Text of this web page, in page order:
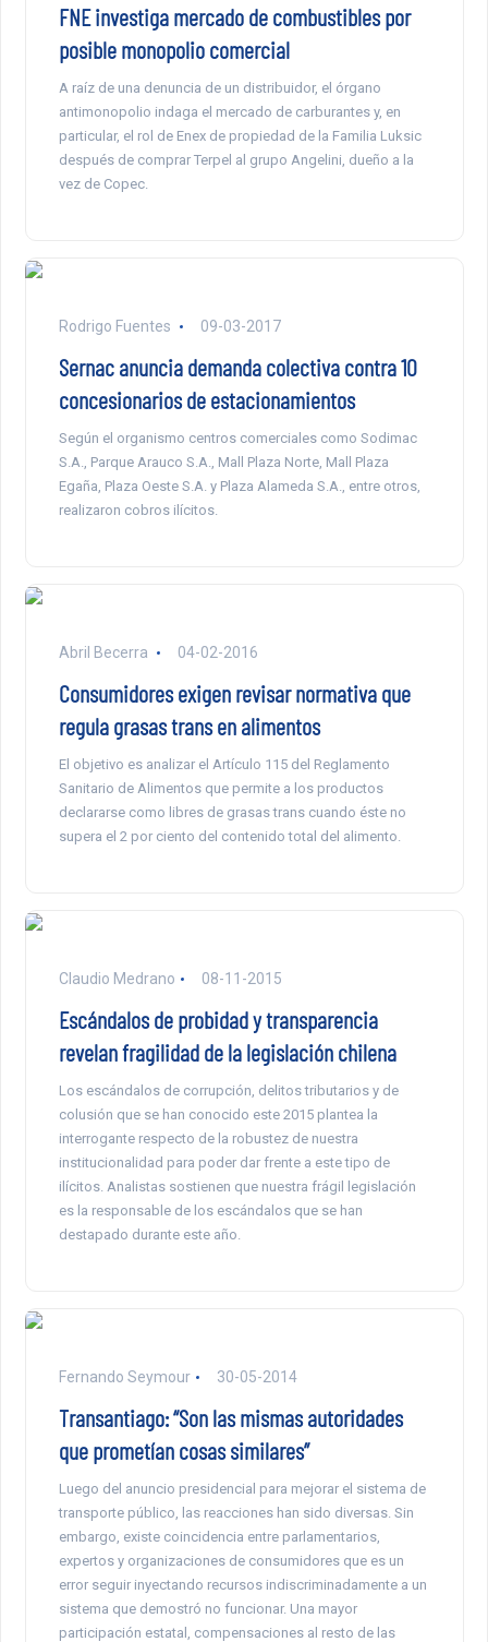
FNE investiga mercado de combustibles por
posible monopolio comercial
A raíz de una denuncia de un distribuidor, el órgano
antimonopolio indaga el mercado de carburantes y, en
particular, el rol de Enex de propiedad de la Familia Luksic
después de comprar Terpel al grupo Angelini, dueño a la
vez de Copec.
Rodrigo Fuentes 09-03-2017
Sernac anuncia demanda colectiva contra 10
concesionarios de estacionamientos
Según el organismo centros comerciales como Sodimac
S.A., Parque Arauco S.A., Mall Plaza Norte, Mall Plaza
Egaña, Plaza Oeste S.A. y Plaza Alameda S.A., entre otros,
realizaron cobros ilícitos.
Abril Becerra 04-02-2016
Consumidores exigen revisar normativa que
regula grasas trans en alimentos
El objetivo es analizar el Artículo 115 del Reglamento
Sanitario de Alimentos que permite a los productos
declararse como libres de grasas trans cuando éste no
supera el 2 por ciento del contenido total del alimento.
Claudio Medrano 08-11-2015
Escándalos de probidad y transparencia
revelan fragilidad de la legislación chilena
Los escándalos de corrupción, delitos tributarios y de
colusión que se han conocido este 2015 plantea la
interrogante respecto de la robustez de nuestra
institucionalidad para poder dar frente a este tipo de
ilícitos. Analistas sostienen que nuestra frágil legislación
es la responsable de los escándalos que se han
destapado durante este año.
Fernando Seymour 30-05-2014
Transantiago: “Son las mismas autoridades
que prometían cosas similares”
Luego del anuncio presidencial para mejorar el sistema de
transporte público, las reacciones han sido diversas. Sin
embargo, existe coincidencia entre parlamentarios,
expertos y organizaciones de consumidores que es un
error seguir inyectando recursos indiscriminadamente a un
sistema que demostró no funcionar. Una mayor
participación estatal, compensaciones al resto de las